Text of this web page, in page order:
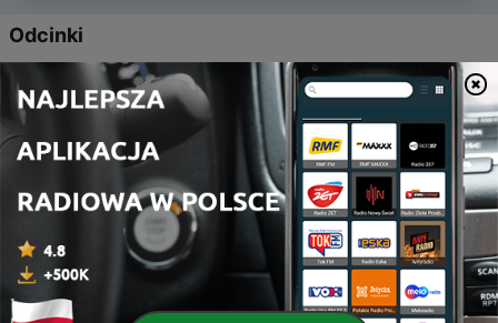
Odcinki
5 - #005 Jak KARMA wpływa na Twoje życia?
25 maj 2022
4 - #004 Czy życie jest sprawiedliwe?
#003 - "Wszystko, co sobie UŚWIADAMIASZ,
możesz kontrolować" - wydaje się, że to niewiele?
Nic bardziej mylnego. Bo...? część 2